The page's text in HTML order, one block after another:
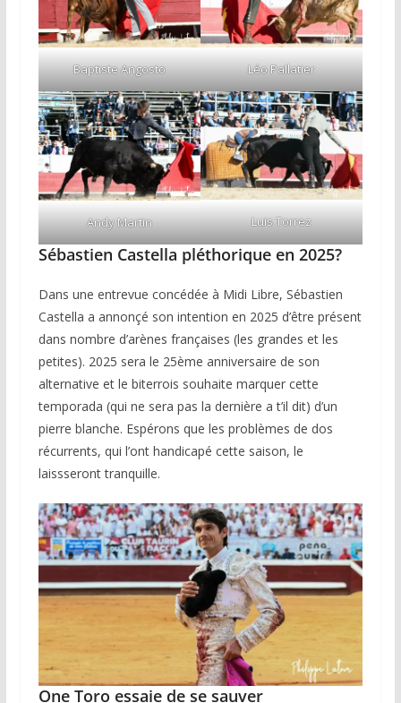
Baptiste Angosto Léo Pallatier
Andy Martin Luis Torrez
Sébastien Castella pléthorique en 2025?
Dans une entrevue concédée à Midi Libre, Sébastien
Castella a annonçé son intention en 2025 d’être présent
dans nombre d’arènes françaises (les grandes et les
petites). 2025 sera le 25ème anniversaire de son
alternative et le biterrois souhaite marquer cette
temporada (qui ne sera pas la dernière a t’il dit) d’un
pierre blanche. Espérons que les problèmes de dos
récurrents, qui l’ont handicapé cette saison, le
laissseront tranquille.
One Toro essaie de se sauver